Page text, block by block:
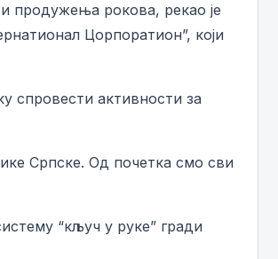
продужења рокова, рекао је
Цорпоратион”, који
спровести активности за
Српске. Од почетка смо сви
“кључ у руке” гради